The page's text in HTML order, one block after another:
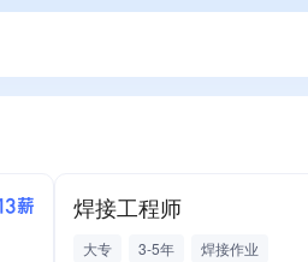
薪 焊接工程师
大专 3-5年 焊接作业